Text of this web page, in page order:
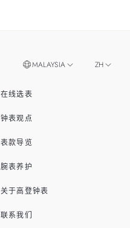
在线选表
钟表观点
表款导览
腕表养护
关于高登钟表
联系我们
MALAYSIA ZH